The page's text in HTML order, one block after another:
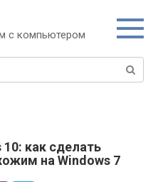
с компьютером
как сделать
на Windows 7